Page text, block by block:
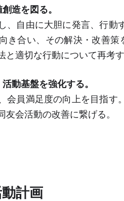
造を図る。
自由に大胆に発言、行動
き合い、その解決・改善策
適切な行動について再考す
動基盤を強化する。
員満足度の向上を目指す
会活動の改善に繋げる。
計画